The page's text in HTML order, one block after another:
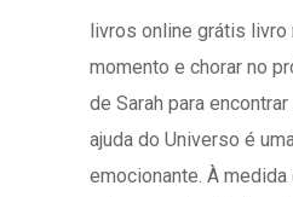
livros online grátis livro
momento e chorar no
de Sarah para
ajuda do Universo é
emocionante. À